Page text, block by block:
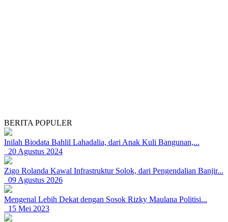
BERITA POPULER
Inilah Biodata Bahlil Lahadalia, dari Anak Kuli Bangunan,...
20 Agustus 2024
Zigo Rolanda Kawal Infrastruktur Solok, dari Pengendalian Banjir...
09 Agustus 2026
Mengenal Lebih Dekat dengan Sosok Rizky Maulana Politisi...
15 Mei 2023